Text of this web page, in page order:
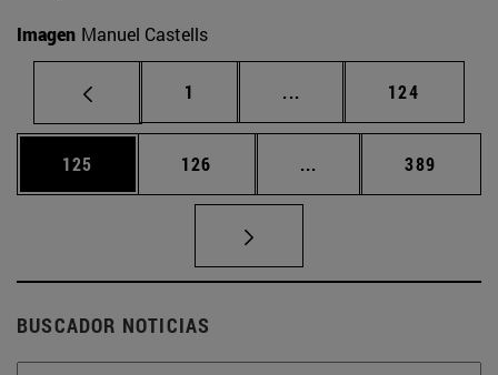
Imagen Manuel Castells
Página
1 ... Páginas intermedias
Página
124
Página
125 Página
126 ... Páginas intermedias
Página
389
BUSCADOR NOTICIAS